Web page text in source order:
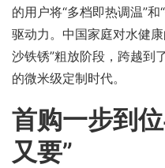
的用户将“多档即热调温”
驱动力。中国家庭对水健
沙铁锈”粗放阶段，跨越到
的微米级定制时代。
首购一步到
又要”